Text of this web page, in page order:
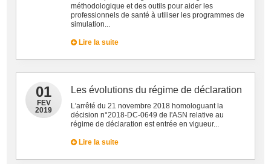
méthodologique et des outils pour aider les
professionnels de santé à utiliser les programmes de
simulation...
Lire la suite
01
FEV
2019
Les évolutions du régime de déclaration
L'arrêté du 21 novembre 2018 homologuant la
décision n°2018-DC-0649 de l'ASN relative au
régime de déclaration est entrée en vigueur...
Lire la suite